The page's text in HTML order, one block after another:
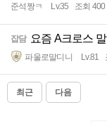
준석짱ㅋ Lv.35 조회 400
잡담 요즘 A크로스
파울로말디니 Lv.81
최근 다음